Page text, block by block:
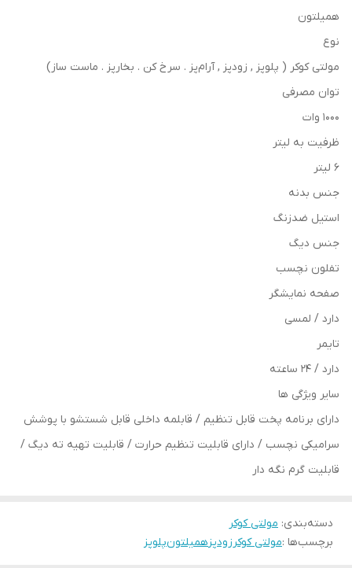
همیلتون
نوع
مولتی کوکر ( پلوپز , زودپز , آرام‌پز . سرخ کن . بخارپز . ماست ساز)
توان مصرفی
1000 وات
ظرفیت به لیتر
6 لیتر
جنس بدنه
استیل ضدزنگ
جنس دیگ
تفلون نچسب
صفحه نمایشگر
دارد / لمسی
تایمر
دارد / 24 ساعته
سایر ویژگی ها
دارای برنامه پخت قابل تنظیم / قابلمه داخلی قابل شستشو با پوشش
سرامیکی نچسب / دارای قابلیت تنظیم حرارت / قابلیت تهیه ته دیگ /
قابلیت گرم نگه دار
دسته‌بندی: مولتی کوکر
برچسب‌ها :مولتی کوکرزودپزهمیلتونپلوپز